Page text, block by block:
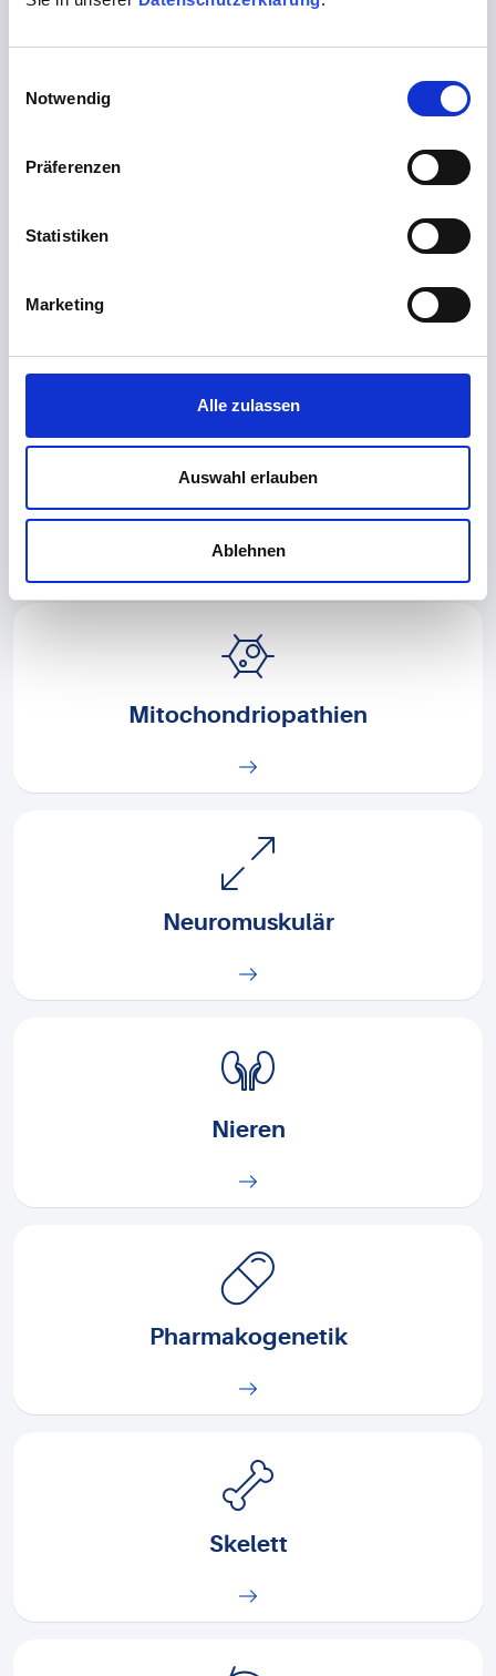
Notwendig
Präferenzen
Statistiken
Marketing
Alle zulassen
Auswahl erlauben
Ablehnen
Leber & Gastrointestinaltrakt
Lunge
Mitochondriopathien
Neuromuskulär
Nieren
Pharmakogenetik
Skelett